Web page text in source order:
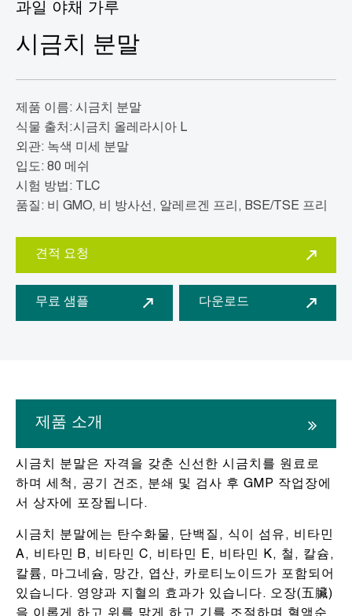
과일 야채 가루
시금치 분말
제품 이름: 시금치 분말
식물 출처:시금치 올레라시아 L
외관: 녹색 미세 분말
입도: 80 메쉬
시험 방법: TLC
품질: 비 GMO, 비 방사선, 알레르겐 프리, BSE/TSE 프리
견적 요청
무료 샘플 다운로드
제품 소개
시금치 분말은 자격을 갖춘 신선한 시금치를 원료로
하며 세척, 공기 건조, 분쇄 및 검사 후 GMP 작업장에
서 상자에 포장됩니다.
시금치 분말에는 탄수화물, 단백질, 식이 섬유, 비타민
A, 비타민 B, 비타민 C, 비타민 E, 비타민 K, 철, 칼슘,
칼륨, 마그네슘, 망간, 엽산, 카로티노이드가 포함되어
있습니다. 영양과 지혈의 효과가 있습니다. 오장(五臟)